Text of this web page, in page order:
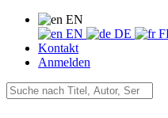
EN
EN
DE
Kontakt
Anmelden